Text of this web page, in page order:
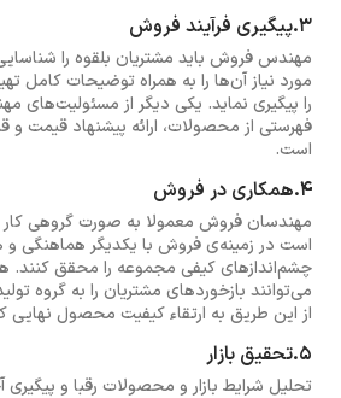
3.پیگیری فرآیند فروش
مهندس فروش باید مشتریان بلقوه را
مورد نیاز آن‌ها را به همراه توضیحات کامل
را پیگیری نماید. یکی دیگر از مسئولیت‌های
فهرستی از محصولات، ارائه پیشنهاد قیمت و
است.
4.همکاری در فروش
مهندسان فروش معمولا به صورت گروهی کار
است در زمینه‌ی فروش با یکدیگر هماهنگی و
چشم‌اندازهای کیفی مجموعه را محقق
می‌توانند بازخوردهای مشتریان را به گروه
از این طریق به ارتقاء کیفیت محصول نهایی
5.تحقیق بازار
تحلیل شرایط بازار و محصولات رقبا و پیگیری